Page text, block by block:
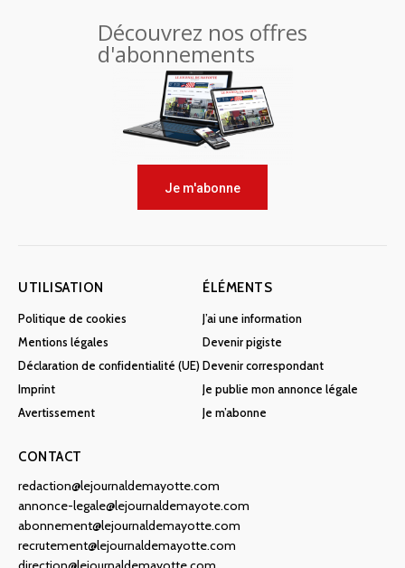
Découvrez nos offres
d'abonnements
Je m'abonne
UTILISATION
Politique de cookies
Mentions légales
Déclaration de confidentialité (UE)
Imprint
Avertissement
ÉLÉMENTS
J’ai une information
Devenir pigiste
Devenir correspondant
Je publie mon annonce légale
Je m’abonne
CONTACT
redaction@lejournaldemayotte.com
annonce-legale@lejournaldemayote.com
abonnement@lejournaldemayotte.com
recrutement@lejournaldemayotte.com